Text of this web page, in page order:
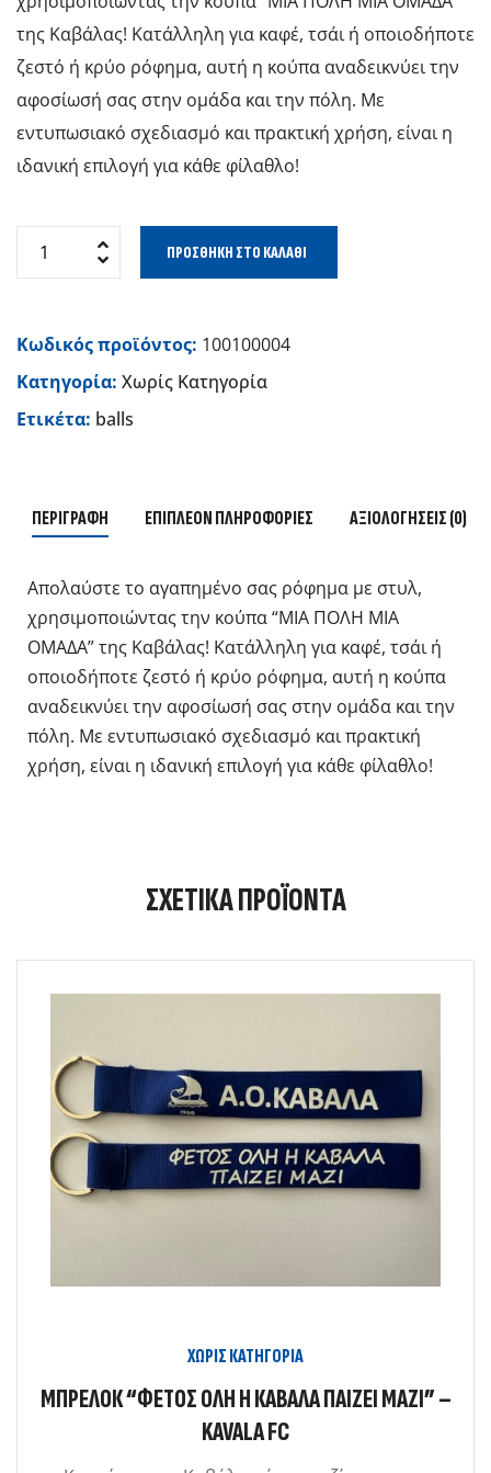
της Καβάλας! Κατάλληλη για καφέ, τσάι ή οποιοδήποτε
ζεστό ή κρύο ρόφημα, αυτή η κούπα αναδεικνύει την
αφοσίωσή σας στην ομάδα και την πόλη. Με
εντυπωσιακό σχεδιασμό και πρακτική χρήση, είναι η
ιδανική επιλογή για κάθε φίλαθλο!
ΠΡΟΣΘΉΚΗ ΣΤΟ ΚΑΛΆΘΙ
Κωδικός προϊόντος: 100100004
Κατηγορία: Χωρίς Κατηγορία
Ετικέτα: balls
ΠΕΡΙΓΡΑΦΉ ΕΠΙΠΛΈΟΝ ΠΛΗΡΟΦΟΡΊΕΣ ΑΞΙΟΛΟΓΉΣΕΙΣ (0)
Απολαύστε το αγαπημένο σας ρόφημα με στυλ,
χρησιμοποιώντας την κούπα “ΜΙΑ ΠΟΛΗ ΜΙΑ
ΟΜΑΔΑ” της Καβάλας! Κατάλληλη για καφέ, τσάι ή
οποιοδήποτε ζεστό ή κρύο ρόφημα, αυτή η κούπα
αναδεικνύει την αφοσίωσή σας στην ομάδα και την
πόλη. Με εντυπωσιακό σχεδιασμό και πρακτική
χρήση, είναι η ιδανική επιλογή για κάθε φίλαθλο!
ΣΧΕΤΙΚΆ ΠΡΟΪΌΝΤΑ
ΧΩΡΊΣ ΚΑΤΗΓΟΡΊΑ
ΜΠΡΕΛΟΚ “ΦΕΤΟΣ ΟΛΗ Η ΚΑΒΑΛΑ ΠΑΙΖΕΙ ΜΑΖΙ” –
KAVALA FC